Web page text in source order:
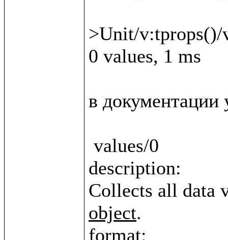
>Unit/v:tprops()/
0 values, 1 ms
в документации
description:
Collects all data
object.
format: